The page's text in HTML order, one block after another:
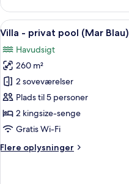
-
terrasse
(Lighthouse)
Indlæs
alle
billeder
af
Villa
-
privat
pool
Blau)
14
Villa - privat pool (Mar Blau)
Havudsigt
260 m²
2 soveværelser
Plads til 5 personer
2 kingsize-senge
Gratis Wi-Fi
Flere oplysninger
Flere